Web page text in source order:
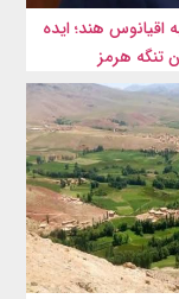
اقیانوس هند؛ ایده
تنگه هرمز